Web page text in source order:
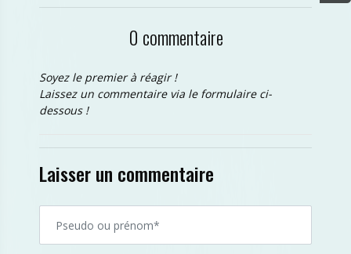
0 commentaire
Soyez le premier à réagir !
Laissez un commentaire via le formulaire ci-
dessous !
Laisser un commentaire